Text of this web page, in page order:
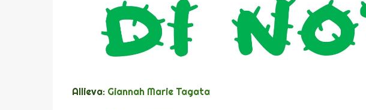
Allieva: Giannah Marie Tagata